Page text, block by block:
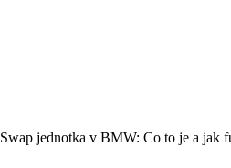
Swap jednotka v BMW: Co to je a jak